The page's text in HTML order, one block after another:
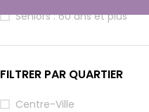
Seniors : 60 ans et plus
FILTRER PAR QUARTIER
Centre-Ville